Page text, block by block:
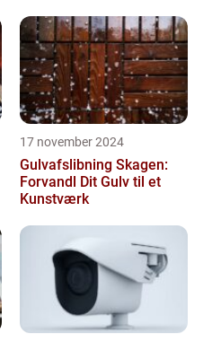
17 november 2024
Gulvafslibning Skagen:
Forvandl Dit Gulv til et
Kunstværk